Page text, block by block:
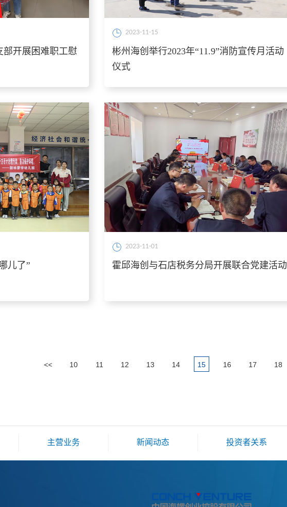
部开展困难职工慰
2023-11-15
彬州海创举行2023年“11.9”消防宣传月活动
仪式
儿了”
2023-11-01
霍邱海创与石店税务分局开展联合党建活动
<< 10 11 12 13 14 15 16 17 18
主营业务 新闻动态 投资者关系